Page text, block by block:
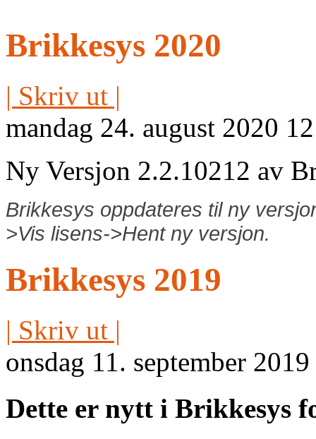
Brikkesys 2020
| Skriv ut |
mandag 24. august 2020
Ny Versjon 2.2.10212 av
Brikkesys oppdateres til ny
>Vis lisens->Hent ny versjon.
Brikkesys 2019
| Skriv ut |
onsdag 11. september
Dette er nytt i Brikkesys